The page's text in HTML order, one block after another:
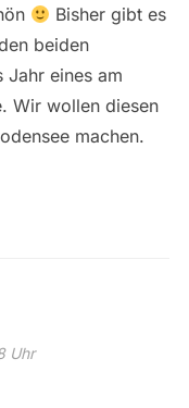
Bisher gibt es
beiden
Jahr eines am
Wir wollen diesen
machen.
Uhr